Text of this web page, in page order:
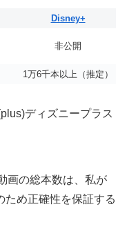
Disney+
非公開
1万6千本以上（推定）
ディズニープラス
画の総本数は、私が
ため正確性を保証する